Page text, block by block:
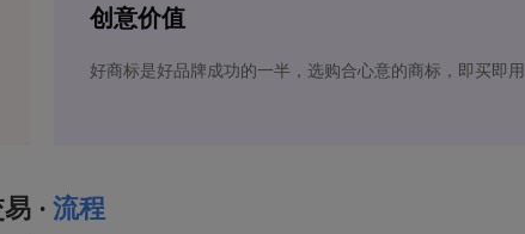
创意价值
好商标是好品牌成功的一半，选购合心意的商标，即买即用
· 流程